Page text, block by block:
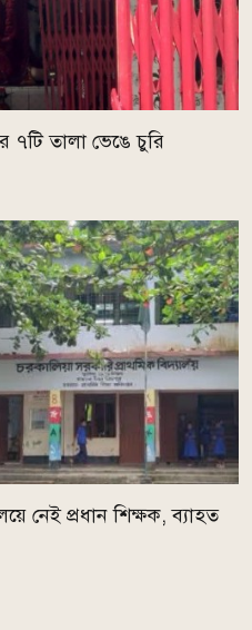
৭টি তালা ভেঙে চুরি
নেই প্রধান শিক্ষক, ব্যাহত